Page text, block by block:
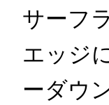
サーフ
エッジ
ーダウ